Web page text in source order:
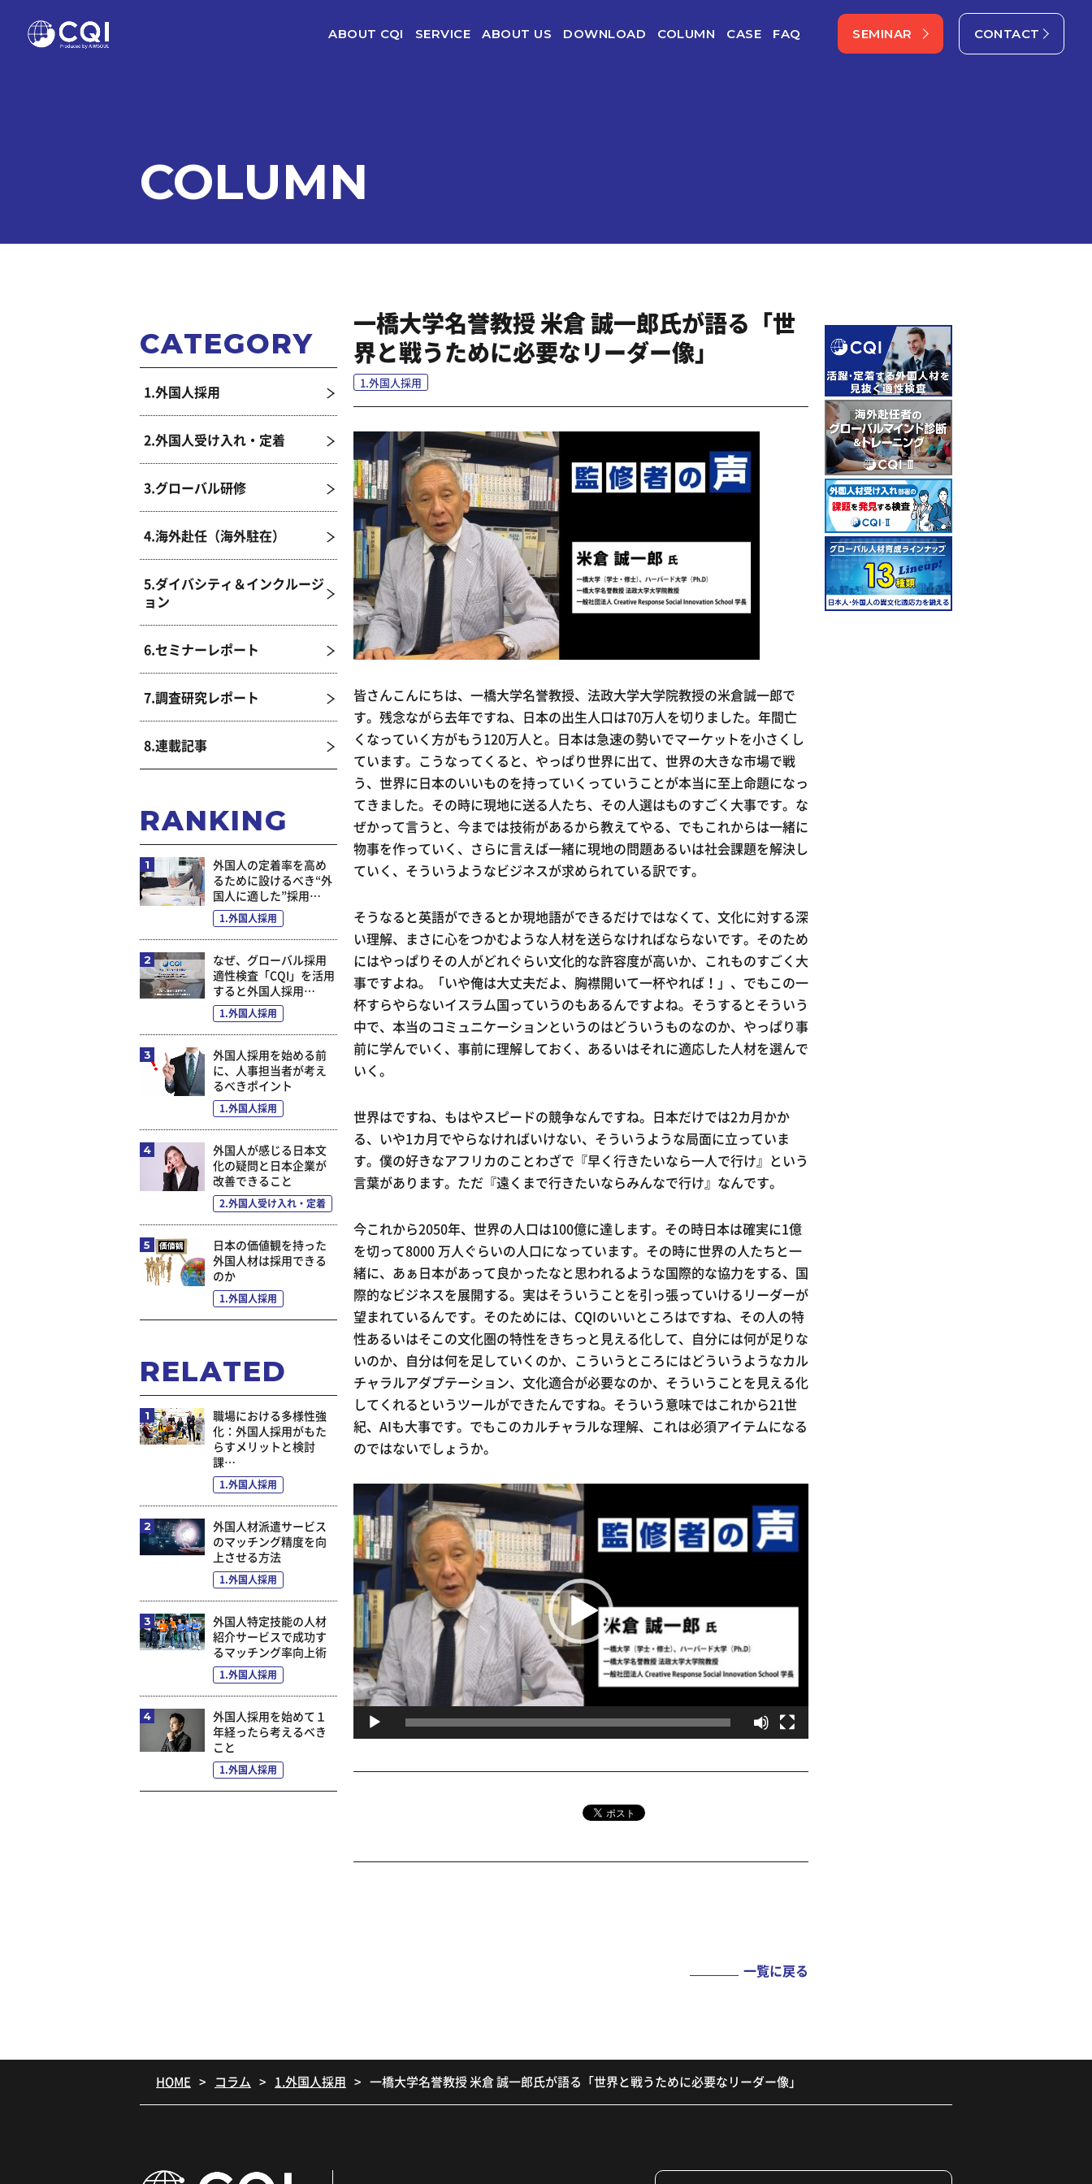
ABOUT CQI SERVICE ABOUT US DOWNLOAD COLUMN CASE FAQ SEMINAR CONTACT
COLUMN
CATEGORY
1.外国人採用
2.外国人受け入れ・定着
3.グローバル研修
4.海外赴任（海外駐在）
5.ダイバシティ＆インクルージ
ョン
6.セミナーレポート
7.調査研究レポート
8.連載記事
RANKING
外国人の定着率を高め
るために設けるべき“外
国人に適した”採用…
1.外国人採用
なぜ、グローバル採用
適性検査「CQI」を活用
すると外国人採用…
1.外国人採用
外国人採用を始める前
に、人事担当者が考え
るべきポイント
1.外国人採用
外国人が感じる日本文
化の疑問と日本企業が
改善できること
2.外国人受け入れ・定着
日本の価値観を持った
外国人材は採用できる
のか
1.外国人採用
RELATED
職場における多様性強
化：外国人採用がもた
らすメリットと検討
課…
1.外国人採用
外国人材派遣サービス
のマッチング精度を向
上させる方法
1.外国人採用
外国人特定技能の人材
紹介サービスで成功す
るマッチング率向上術
1.外国人採用
外国人採用を始めて１
年経ったら考えるべき
こと
1.外国人採用
一橋大学名誉教授 米倉 誠一郎氏が語る「世
界と戦うために必要なリーダー像」
1.外国人採用
皆さんこんにちは、一橋大学名誉教授、法政大学大学院教授の米倉誠一郎で
す。残念ながら去年ですね、日本の出生人口は70万人を切りました。年間亡
くなっていく方がもう120万人と。日本は急速の勢いでマーケットを小さくし
ています。こうなってくると、やっぱり世界に出て、世界の大きな市場で戦
う、世界に日本のいいものを持っていくっていうことが本当に至上命題になっ
てきました。その時に現地に送る人たち、その人選はものすごく大事です。な
ぜかって言うと、今までは技術があるから教えてやる、でもこれからは一緒に
物事を作っていく、さらに言えば一緒に現地の問題あるいは社会課題を解決し
ていく、そういうようなビジネスが求められている訳です。
そうなると英語ができるとか現地語ができるだけではなくて、文化に対する深
い理解、まさに心をつかむような人材を送らなければならないです。そのため
にはやっぱりその人がどれぐらい文化的な許容度が高いか、これものすごく大
事ですよね。「いや俺は大丈夫だよ、胸襟開いて一杯やれば！」、でもこの一
杯すらやらないイスラム国っていうのもあるんですよね。そうするとそういう
中で、本当のコミュニケーションというのはどういうものなのか、やっぱり事
前に学んでいく、事前に理解しておく、あるいはそれに適応した人材を選んで
いく。
世界はですね、もはやスピードの競争なんですね。日本だけでは2カ月かか
る、いや1カ月でやらなければいけない、そういうような局面に立っていま
す。僕の好きなアフリカのことわざで『早く行きたいなら一人で行け』という
言葉があります。ただ『遠くまで行きたいならみんなで行け』なんです。
今これから2050年、世界の人口は100億に達します。その時日本は確実に1億
を切って8000 万人ぐらいの人口になっています。その時に世界の人たちと一
緒に、あぁ日本があって良かったなと思われるような国際的な協力をする、国
際的なビジネスを展開する。実はそういうことを引っ張っていけるリーダーが
望まれているんです。そのためには、CQIのいいところはですね、その人の特
性あるいはそこの文化圏の特性をきちっと見える化して、自分には何が足りな
いのか、自分は何を足していくのか、こういうところにはどういうようなカル
チャラルアダプテーション、文化適合が必要なのか、そういうことを見える化
してくれるというツールができたんですね。そういう意味ではこれから21世
紀、AIも大事です。でもこのカルチャラルな理解、これは必須アイテムになる
のではないでしょうか。
一覧に戻る
HOME コラム 1.外国人採用 一橋大学名誉教授 米倉 誠一郎氏が語る「世界と戦うために必要なリーダー像」